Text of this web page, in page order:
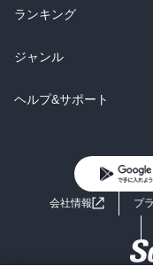
雑誌・グラビア
BL・TL
ラノベ
雑誌・グラビア
BL・TL
総合
ラノベ
雑誌・グラビア
ランキング
総合
ラノベ
ジャンル
コミック
ライトノベル
ヘルプ&サポート
よくあるご質問
会社情報 プ